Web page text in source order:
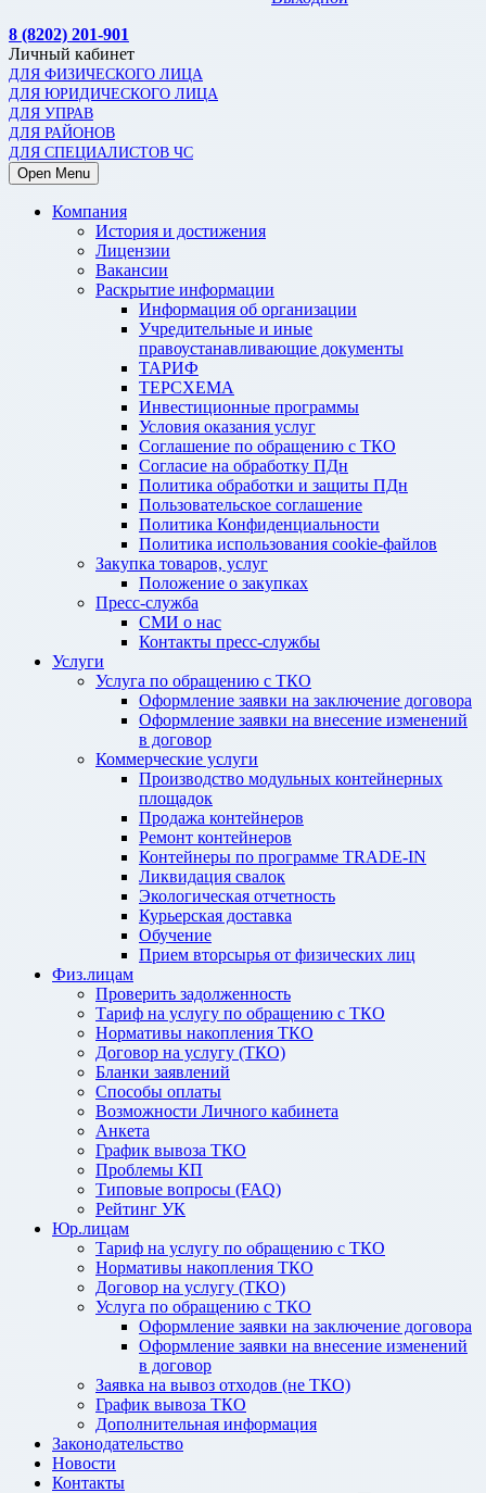
8 (8202) 201-901
Личный кабинет
ДЛЯ ФИЗИЧЕСКОГО ЛИЦА
ДЛЯ ЮРИДИЧЕСКОГО ЛИЦА
ДЛЯ УПРАВ
ДЛЯ РАЙОНОВ
ДЛЯ СПЕЦИАЛИСТОВ ЧС
Open Menu
Компания
История и достижения
Лицензии
Вакансии
Раскрытие информации
Информация об организации
Учредительные и иные
правоустанавливающие документы
ТАРИФ
ТЕРСХЕМА
Инвестиционные программы
Условия оказания услуг
Соглашение по обращению с ТКО
Согласие на обработку ПДн
Политика обработки и защиты ПДн
Пользовательское соглашение
Политика Конфиденциальности
Политика использования cookie-файлов
Закупка товаров, услуг
Положение о закупках
Пресс-служба
СМИ о нас
Контакты пресс-службы
Услуги
Услуга по обращению с ТКО
Оформление заявки на заключение договора
Оформление заявки на внесение изменений
в договор
Коммерческие услуги
Производство модульных контейнерных
площадок
Продажа контейнеров
Ремонт контейнеров
Контейнеры по программе TRADE-IN
Ликвидация свалок
Экологическая отчетность
Курьерская доставка
Обучение
Прием вторсырья от физических лиц
Физ.лицам
Проверить задолженность
Тариф на услугу по обращению с ТКО
Нормативы накопления ТКО
Договор на услугу (ТКО)
Бланки заявлений
Способы оплаты
Возможности Личного кабинета
Анкета
График вывоза ТКО
Проблемы КП
Типовые вопросы (FAQ)
Рейтинг УК
Юр.лицам
Тариф на услугу по обращению с ТКО
Нормативы накопления ТКО
Договор на услугу (ТКО)
Услуга по обращению с ТКО
Оформление заявки на заключение договора
Оформление заявки на внесение изменений
в договор
Заявка на вывоз отходов (не ТКО)
График вывоза ТКО
Дополнительная информация
Законодательство
Новости
Контакты